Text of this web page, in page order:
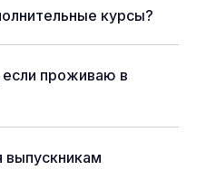
курсы?
проживаю в
выпускникам